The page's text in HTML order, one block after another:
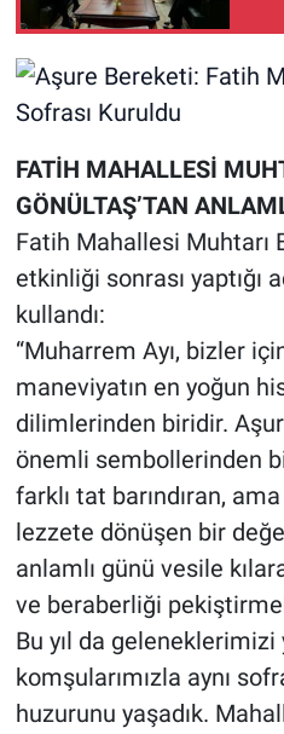
FATİH MAHALLESİ
GÖNÜLTAŞ’TAN
Fatih Mahallesi Muhtarı
etkinliği sonrası yaptığı
kullandı:
“Muharrem Ayı, bizler
maneviyatın en yoğun
dilimlerinden biridir.
önemli sembollerinden
farklı tat barındıran,
lezzete dönüşen bir
anlamlı günü vesile
ve beraberliği
Bu yıl da geleneklerimizi
komşularımızla aynı
huzurunu yaşadık.